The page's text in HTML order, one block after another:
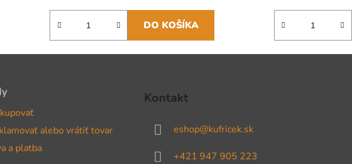
DO KOŠÍKA
alebo vrátiť tovar
a platba
Kontakt
eshop@kufricek.sk
+421 947 905 223